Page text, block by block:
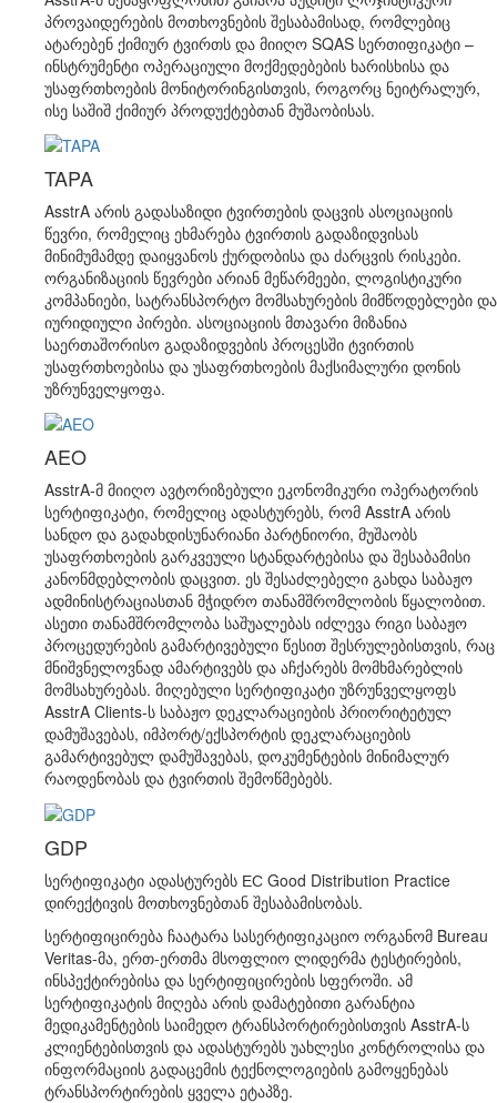
პროვაიდერების მოთხოვნების შესაბამისად, რომლებიც
ატარებენ ქიმიურ ტვირთს და მიიღო SQAS სერთიფიკატი –
ინსტრუმენტი ოპერაციული მოქმედებების ხარისხისა და
უსაფრთხოების მონიტორინგისთვის, როგორც ნეიტრალურ,
ისე საშიშ ქიმიურ პროდუქტებთან მუშაობისას.
TAPA
AsstrA არის გადასაზიდი ტვირთების დაცვის ასოციაციის
წევრი, რომელიც ეხმარება ტვირთის გადაზიდვისას
მინიმუმამდე დაიყვანოს ქურდობისა და ძარცვის რისკები.
ორგანიზაციის წევრები არიან მეწარმეები, ლოგისტიკური
კომპანიები, სატრანსპორტო მომსახურების მიმწოდებლები და
იურიდიული პირები. ასოციაციის მთავარი მიზანია
საერთაშორისო გადაზიდვების პროცესში ტვირთის
უსაფრთხოებისა და უსაფრთხოების მაქსიმალური დონის
უზრუნველყოფა.
AEO
AsstrA-მ მიიღო ავტორიზებული ეკონომიკური ოპერატორის
სერტიფიკატი, რომელიც ადასტურებს, რომ AsstrA არის
სანდო და გადახდისუნარიანი პარტნიორი, მუშაობს
უსაფრთხოების გარკვეული სტანდარტებისა და შესაბამისი
კანონმდებლობის დაცვით. ეს შესაძლებელი გახდა საბაჟო
ადმინისტრაციასთან მჭიდრო თანამშრომლობის წყალობით.
ასეთი თანამშრომლობა საშუალებას იძლევა რიგი საბაჟო
პროცედურების გამარტივებული წესით შესრულებისთვის, რაც
მნიშვნელოვნად ამარტივებს და აჩქარებს მომხმარებლის
მომსახურებას. მიღებული სერტიფიკატი უზრუნველყოფს
AsstrA Clients-ს საბაჟო დეკლარაციების პრიორიტეტულ
დამუშავებას, იმპორტ/ექსპორტის დეკლარაციების
გამარტივებულ დამუშავებას, დოკუმენტების მინიმალურ
რაოდენობას და ტვირთის შემოწმებებს.
GDP
სერტიფიკატი ადასტურებს ЕС Good Distribution Practice
დირექტივის მოთხოვნებთან შესაბამისობას.
სერტიფიცირება ჩაატარა სასერტიფიკაციო ორგანომ Bureau
Veritas-მა, ერთ-ერთმა მსოფლიო ლიდერმა ტესტირების,
ინსპექტირებისა და სერტიფიცირების სფეროში. ამ
სერტიფიკატის მიღება არის დამატებითი გარანტია
მედიკამენტების საიმედო ტრანსპორტირებისთვის AsstrA-ს
კლიენტებისთვის და ადასტურებს უახლესი კონტროლისა და
ინფორმაციის გადაცემის ტექნოლოგიების გამოყენებას
ტრანსპორტირების ყველა ეტაპზე.